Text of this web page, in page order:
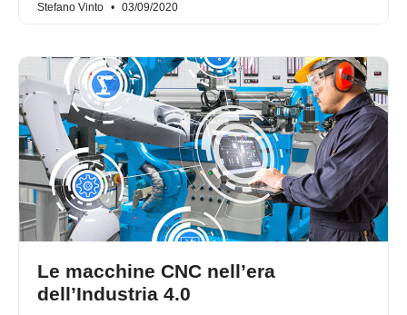
Stefano Vinto 03/09/2020
Le macchine CNC nell’era
dell’Industria 4.0